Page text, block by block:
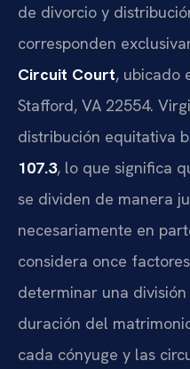
de divorcio y
corresponden
Circuit Court, ubicado
Stafford, VA 22554.
distribución equitativa
107.3, lo que significa
se dividen de manera
necesariamente en
considera once
determinar una
duración del
cada cónyuge y las